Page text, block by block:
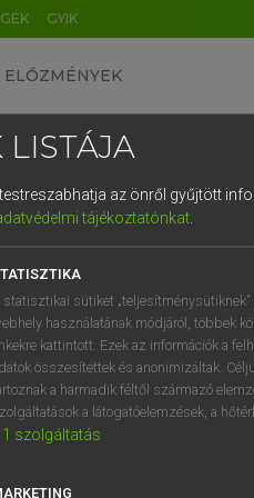
GYIK
ELŐZMÉNYEK
egyetemes
VAN ELŐFIZETÉSED?
megtekintéséhez.
LISTÁJA
az önről gyűjtött
tájékoztatónkat.
statisztikai sütiket
használatának módjáról, többek
kattintott. Ezek az információk a
összesítettek és anonimizáltak.
a harmadik féltől származó
a látogatóelemzések, a
1 szolgáltatás
DE CN FR ES IT NL
1 2 3 4 5
q w e r
a s d f g
í y x c v